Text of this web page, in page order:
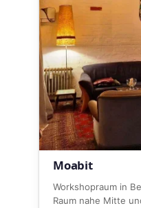
Moabit
Workshopraum in
Raum nahe Mitte